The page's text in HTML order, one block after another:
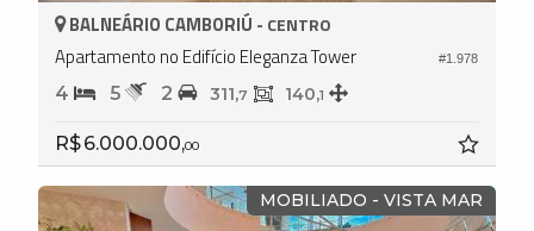
#1.978
BALNEÁRIO CAMBORIÚ - CENTRO
Apartamento no Edifício Eleganza Tower
4 5 2 311,7 140,1
R$ 6.000.000,00
MOBILIADO - VISTA MAR